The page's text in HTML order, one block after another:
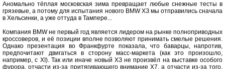
Аномально тёплая московская зима превращает любые снежные тесты в
грязевые, а потому для испытания нового BMW ХЗ мы отправились сначала
в Хельсинки, а уже оттуда в Тампере...
Компания BMW не первый год является лидером на рынке полноприводных
кроссоверов, и её позиции вполне позволяют принимать смелые решения.
Однако презентация во Франкфурте показала, что баварцы, напротив,
предпочитают двигаться в сторону масс-маркета (как это произошло,
например, с XI). Так или иначе новый ХЗ не произвёл на выставке особого
фурора, отчасти из-за притягивающего внимание Х7, а отчасти из-за того,